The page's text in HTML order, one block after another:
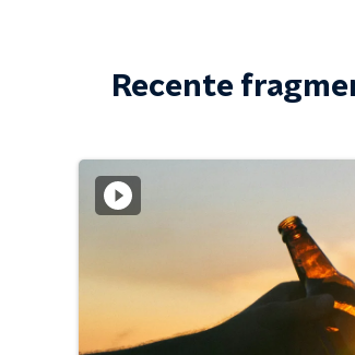
Recente